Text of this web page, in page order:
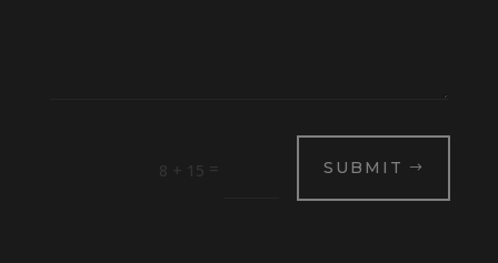
8 + 15 = SUBMIT